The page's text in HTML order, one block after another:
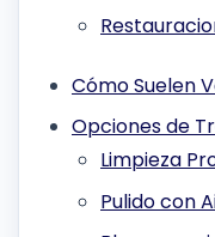
Cómo Suelen
Opciones de
Limpieza
Pulido con